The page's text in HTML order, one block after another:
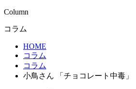
Column
コラム
HOME
コラム
コラム
小鳥さん 「チョコレート中毒」